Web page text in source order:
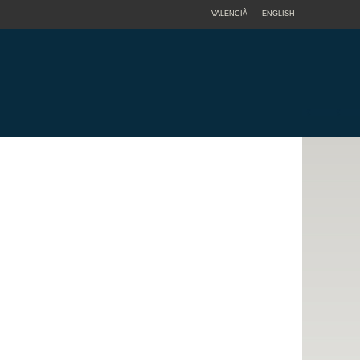
VALENCIÀ ENGLISH